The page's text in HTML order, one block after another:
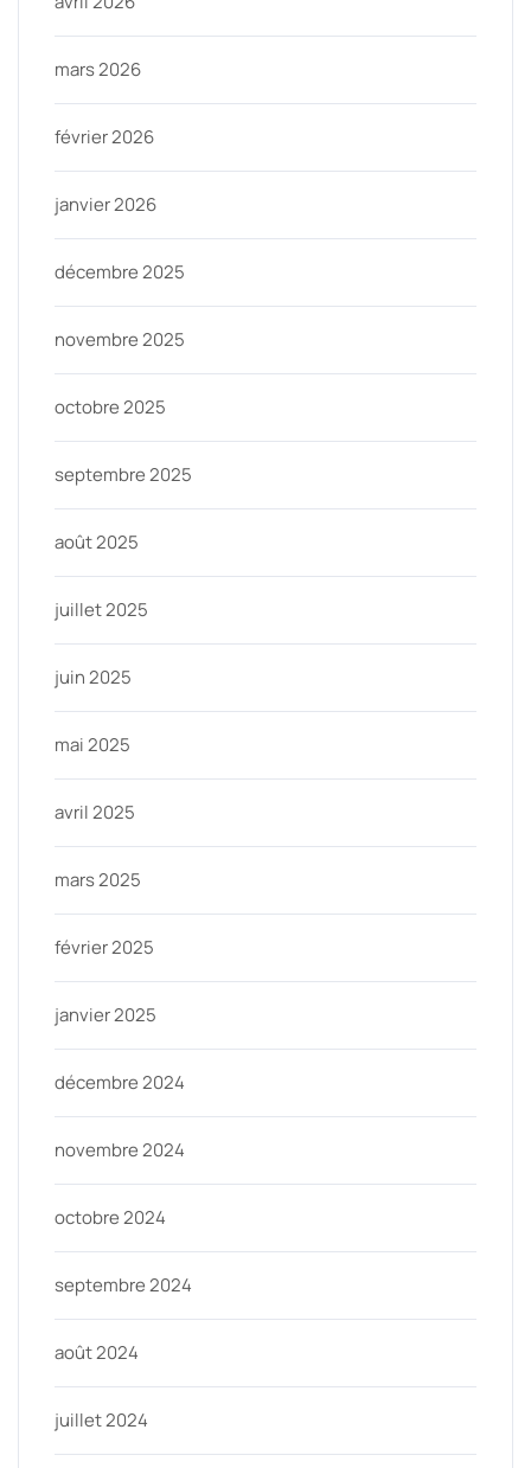
mars 2026
février 2026
janvier 2026
décembre 2025
novembre 2025
octobre 2025
septembre 2025
août 2025
juillet 2025
juin 2025
mai 2025
avril 2025
mars 2025
février 2025
janvier 2025
décembre 2024
novembre 2024
octobre 2024
septembre 2024
août 2024
juillet 2024